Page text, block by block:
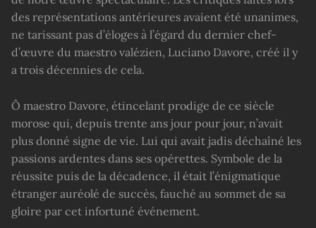
des représentations antérieures avaient été unanimes,
ne tarissant pas d’éloges à l’égard du dernier chef-
d’œuvre du maestro valézien, Luciano Davore, créé il y
a trois décennies de cela.
Ô maestro Davore, étincelant prodige de ce siècle
morose qui, depuis trente ans jour pour jour, n’avait
plus donné signe de vie. Lui qui avait jadis déchaîné les
passions ardentes dans ses opérettes. Symbole de la
réussite puis de la décadence, il était l’énigmatique
étranger auréolé de succès, fauché au sommet de sa
gloire par cet infortuné événement.